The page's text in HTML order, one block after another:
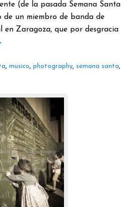
(de la pasada Semana Santa
un miembro de banda de
en Zaragoza, que por desgracia
, musico, photography, semana santa,